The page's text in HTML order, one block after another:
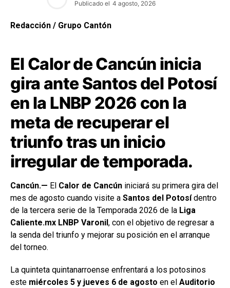
Publicado el 4 agosto, 2026
Redacción / Grupo Cantón
El Calor de Cancún inicia
gira ante Santos del Potosí
en la LNBP 2026 con la
meta de recuperar el
triunfo tras un inicio
irregular de temporada.
Cancún.— El Calor de Cancún iniciará su primera gira del
mes de agosto cuando visite a Santos del Potosídentro
de la tercera serie de la Temporada 2026 de la Liga
Caliente.mx LNBP Varonil , con el objetivo de regresar a
la senda del triunfo y mejorar su posición en el arranque
del torneo.
La quinteta quintanarroense enfrentará a los potosinos
este miércoles 5 y jueves 6 de agosto en el Auditorio